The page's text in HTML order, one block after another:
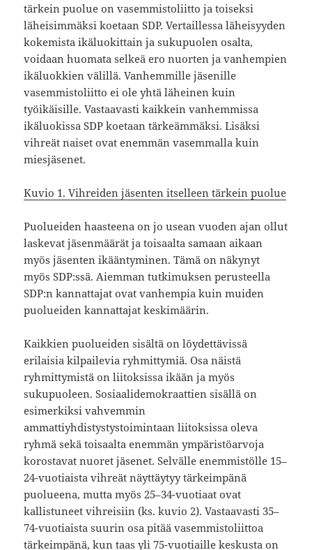
tärkein puolue on vasemmistoliitto ja toiseksi
läheisimmäksi koetaan SDP. Vertaillessa läheisyyden
kokemista ikäluokittain ja sukupuolen osalta,
voidaan huomata selkeä ero nuorten ja vanhempien
ikäluokkien välillä. Vanhemmille jäsenille
vasemmistoliitto ei ole yhtä läheinen kuin
työikäisille. Vastaavasti kaikkein vanhemmissa
ikäluokissa SDP koetaan tärkeämmäksi. Lisäksi
vihreät naiset ovat enemmän vasemmalla kuin
miesjäsenet.
Kuvio 1. Vihreiden jäsenten itselleen tärkein puolue
Puolueiden haasteena on jo usean vuoden ajan ollut
laskevat jäsenmäärät ja toisaalta samaan aikaan
myös jäsenten ikääntyminen. Tämä on näkynyt
myös SDP:ssä. Aiemman tutkimuksen perusteella
SDP:n kannattajat ovat vanhempia kuin muiden
puolueiden kannattajat keskimäärin.
Kaikkien puolueiden sisältä on löydettävissä
erilaisia kilpailevia ryhmittymiä. Osa näistä
ryhmittymistä on liitoksissa ikään ja myös
sukupuoleen. Sosiaalidemokraattien sisällä on
esimerkiksi vahvemmin
ammattiyhdistystystoimintaan liitoksissa oleva
ryhmä sekä toisaalta enemmän ympäristöarvoja
korostavat nuoret jäsenet. Selvälle enemmistölle 15–
24-vuotiaista vihreät näyttäytyy tärkeimpänä
puolueena, mutta myös 25–34-vuotiaat ovat
kallistuneet vihreisiin (ks. kuvio 2). Vastaavasti 35–
74-vuotiaista suurin osa pitää vasemmistoliittoa
tärkeimpänä, kun taas yli 75-vuotiaille keskusta on